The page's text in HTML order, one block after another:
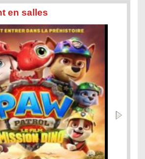
en salles